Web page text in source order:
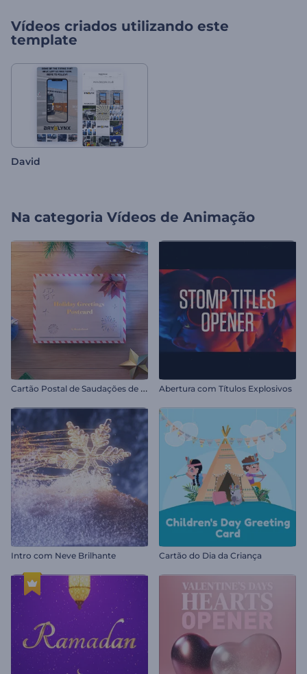
Vídeos criados utilizando este
template
David
Na categoria Vídeos de Animação
C
artão Postal de Saudações de Férias Abertura com Títulos Explosivos
Intro com Neve Brilhante Cartão do Dia da Criança